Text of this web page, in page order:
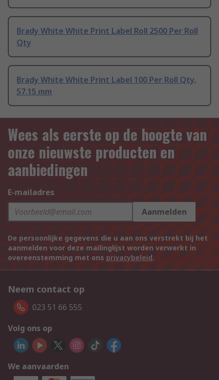
Brady White White Print Label Roll 2500 Per Roll
Qty
Brady White White Print Label 100 Per Roll Qty,
57.15 mm
Wees als eerste op de hoogte van
onze nieuwste producten en
aanbiedingen
E-mailadres
Aanmelden
De persoonlijke gegevens die u aan ons verstrekt bij het
aanmelden voor deze mailinglijst worden verwerkt in
overeenstemming met ons privacybeleid.
Neem contact op
023 51 66 555
Volg ons op
We aanvaarden